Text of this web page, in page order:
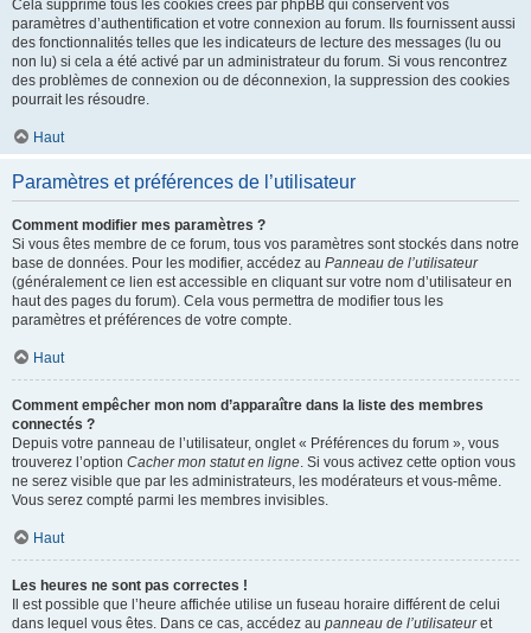
Cela supprime tous les cookies créés par phpBB qui conservent vos
paramètres d’authentification et votre connexion au forum. Ils fournissent aussi
des fonctionnalités telles que les indicateurs de lecture des messages (lu ou
non lu) si cela a été activé par un administrateur du forum. Si vous rencontrez
des problèmes de connexion ou de déconnexion, la suppression des cookies
pourrait les résoudre.
Haut
Paramètres et préférences de l’utilisateur
Comment modifier mes paramètres ?
Si vous êtes membre de ce forum, tous vos paramètres sont stockés dans notre
base de données. Pour les modifier, accédez au Panneau de l’utilisateur
(généralement ce lien est accessible en cliquant sur votre nom d’utilisateur en
haut des pages du forum). Cela vous permettra de modifier tous les
paramètres et préférences de votre compte.
Haut
Comment empêcher mon nom d’apparaître dans la liste des membres
connectés ?
Depuis votre panneau de l’utilisateur, onglet « Préférences du forum », vous
trouverez l’option Cacher mon statut en ligne. Si vous activez cette option vous
ne serez visible que par les administrateurs, les modérateurs et vous-même.
Vous serez compté parmi les membres invisibles.
Haut
Les heures ne sont pas correctes !
Il est possible que l’heure affichée utilise un fuseau horaire différent de celui
dans lequel vous êtes. Dans ce cas, accédez au panneau de l’utilisateuret